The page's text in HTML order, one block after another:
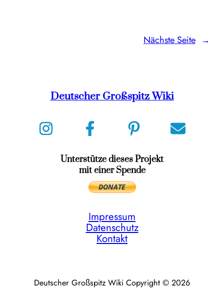
Nächste Seite →
Deutscher Großspitz Wiki
Unterstütze dieses Projekt
mit einer Spende
Impressum
Datenschutz
Kontakt
Deutscher Großspitz Wiki Copyright © 2026